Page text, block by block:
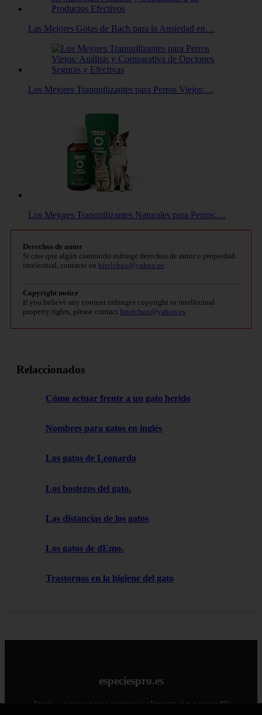
Las Mejores Gotas de Bach para la Ansiedad en…
Los Mejores Tranquilizantes para Perros Viejos:…
Los Mejores Tranquilizantes Naturales para Perros:…
Derechos de autor
Si cree que algún contenido infringe derechos de autor o propiedad
intelectual, contacte en bitelchux@yahoo.es.
Copyright notice
If you believe any content infringes copyright or intellectual
property rights, please contact bitelchux@yahoo.es.
Relaccionados
Cómo actuar frente a un gato herido
Nombres para gatos en inglés
Los gatos de Leonardo
Los bostezos del gato.
Las distancias de los gatos
Los gatos de dEmo.
Trastornos en la higiene del gato
especiespro.es
Inicio perros gatos comercio alimentaci n acuariofilia